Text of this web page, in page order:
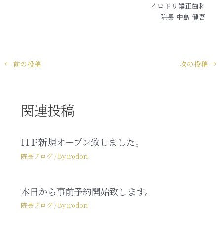
イロドリ矯正歯科
院長 中島 健吾
← 前の投稿 次の投稿 →
関連投稿
ＨＰ新規オープン致しました。
院長ブログ/ Byirodori
本日から事前予約開始致します。
院長ブログ/ Byirodori